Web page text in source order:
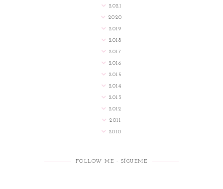
2021
2020
2019
2018
2017
2016
2015
2014
2013
2012
2011
2010
FOLLOW ME - SÍGUEME